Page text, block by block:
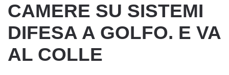
CAMERE SU SISTEMI
DIFESA A GOLFO. E VA
AL COLLE